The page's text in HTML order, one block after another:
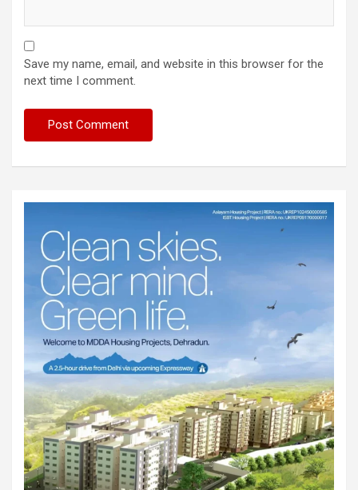
Save my name, email, and website in this browser for the
next time I comment.